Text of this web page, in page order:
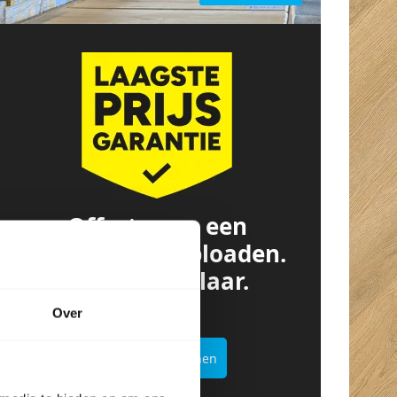
Over
Offerte van een
concurrent? Uploaden.
Besparen. Klaar.
Offertekiller openen